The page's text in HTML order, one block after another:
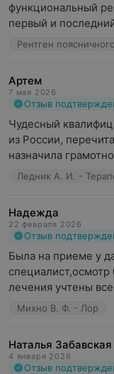
функциональный
первый и
Рентген
Артем
7 мая 2026
Отзыв
Чудесный
из России,
назначила
Надежда
22 февраля 2026
Отзыв
Была на приеме у
лечения учтены все
Михно В. Ф. - Лор
Наталья Забавская
4 января 2026
Отзыв